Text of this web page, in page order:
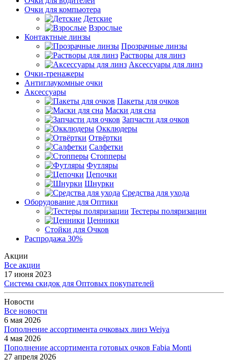
Очки для компьютера
Детские
Взрослые
Контактные линзы
Прозрачные линзы
Растворы для линз
Аксессуары для линз
Очки-тренажеры
Антиглаукомные очки
Аксессуары
Пакеты для очков
Маски для сна
Запчасти для очков
Окклюдеры
Отвёртки
Салфетки
Стопперы
Футляры
Цепочки
Шнурки
Средства для ухода
Оборудование для Оптики
Тестеры поляризации
Ценники
Стойки для Очков
Распродажа 30%
Акции
Все акции
17 июня 2023
Система скидок для Оптовых покупателей
Новости
Все новости
6 мая 2026
Пополнение ассортимента очковых линз Weiya
4 мая 2026
Пополнение ассортимента готовых очков Fabia Monti
27 апреля 2026